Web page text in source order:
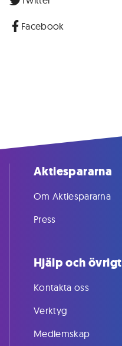
Facebook
Aktiespararna
Om Aktiespararna
Press
Hjälp och övrigt
Kontakta oss
Verktyg
Medlemskap